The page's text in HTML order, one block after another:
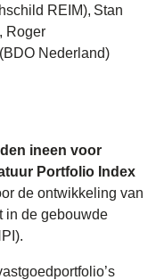
REIM), Stan
Roger
Nederland)
ineen voor
Portfolio Index
de ontwikkeling van
in de gebouwde